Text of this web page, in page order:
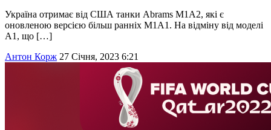
Україна отримає від США танки Abrams M1A2, які є
оновленою версією більш ранніх M1A1. На відміну від моделі
А1, що […]
Антон Корж 27 Січня, 2023 6:21